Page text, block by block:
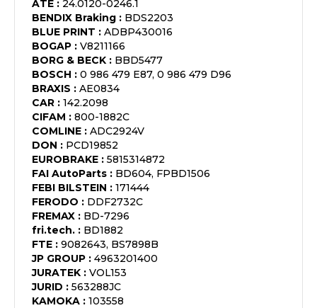
ATE : 24.0120-0246.1
BENDIX Braking : BDS2203
BLUE PRINT : ADBP430016
BOGAP : V8211166
BORG & BECK : BBD5477
BOSCH : 0 986 479 E87, 0 986 479 D96
BRAXIS : AE0834
CAR : 142.2098
CIFAM : 800-1882C
COMLINE : ADC2924V
DON : PCD19852
EUROBRAKE : 5815314872
FAI AutoParts : BD604, FPBD1506
FEBI BILSTEIN : 171444
FERODO : DDF2732C
FREMAX : BD-7296
fri.tech. : BD1882
FTE : 9082643, BS7898B
JP GROUP : 4963201400
JURATEK : VOL153
JURID : 563288JC
KAMOKA : 103558